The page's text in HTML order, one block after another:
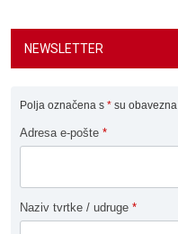
NEWSLETTER
Polja označena s * su obavezna
Adresa e-pošte *
Naziv tvrtke / udruge *